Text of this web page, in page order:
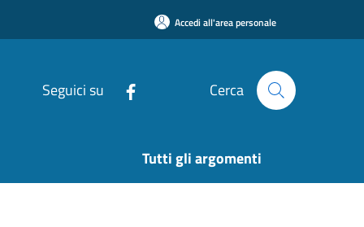
Accedi all'area personale
Seguici su Cerca
Tutti gli argomenti